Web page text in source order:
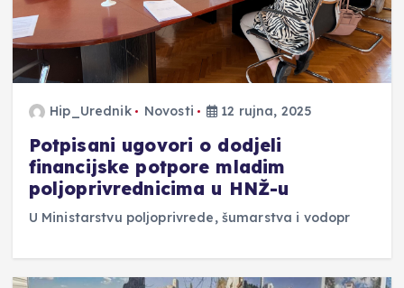
Hip_Urednik Novosti 12 rujna, 2025
Potpisani ugovori o dodjeli
financijske potpore mladim
poljoprivrednicima u HNŽ-u
U Ministarstvu poljoprivrede, šumarstva i vodopr